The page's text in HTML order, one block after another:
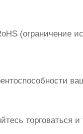
(ограничение
торговаться и